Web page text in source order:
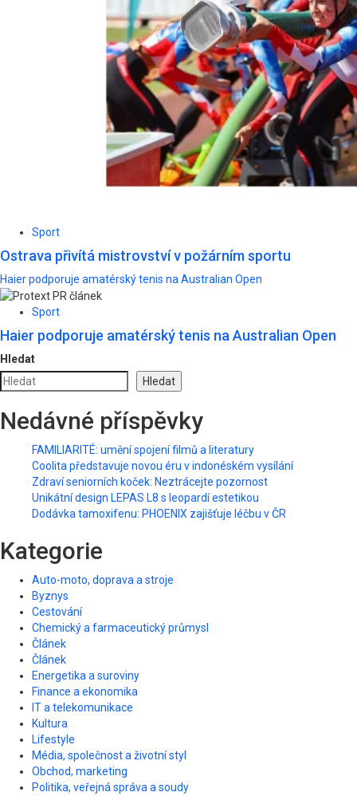
Sport
Ostrava přivítá mistrovství v požárním sportu
Haier podporuje amatérský tenis na Australian Open
Sport
Haier podporuje amatérský tenis na Australian Open
Hledat
Hledat
Nedávné příspěvky
FAMILIARITÉ: umění spojení filmů a literatury
Coolita představuje novou éru v indonéském vysílání
Zdraví seniorních koček: Neztrácejte pozornost
Unikátní design LEPAS L8 s leopardí estetikou
Dodávka tamoxifenu: PHOENIX zajišťuje léčbu v ČR
Kategorie
Auto-moto, doprava a stroje
Byznys
Cestování
Chemický a farmaceutický průmysl
Článek
Článek
Energetika a suroviny
Finance a ekonomika
IT a telekomunikace
Kultura
Lifestyle
Média, společnost a životní styl
Obchod, marketing
Politika, veřejná správa a soudy